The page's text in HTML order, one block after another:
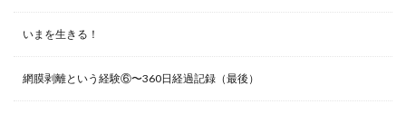
いまを生きる！
網膜剥離という経験⑥〜360日経過記録（最後）